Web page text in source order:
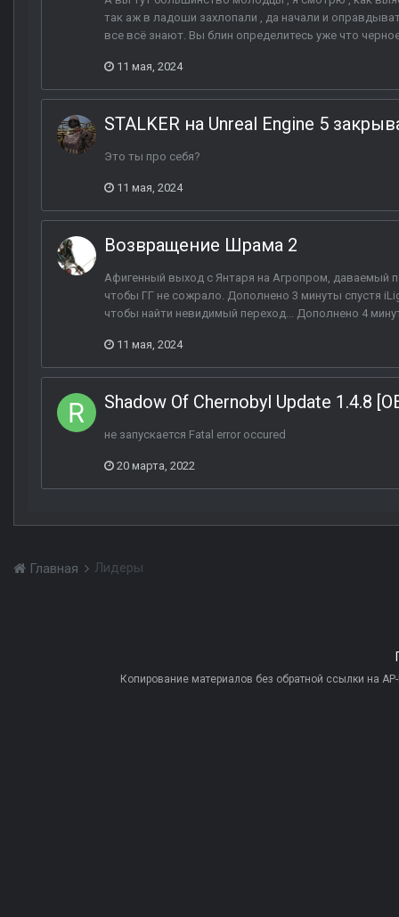
так аж в ладоши захлопали , да начали и
все всё знают. Вы блин определитесь уже что
11 мая, 2024
STALKER на Unreal Engine 5
Это ты про себя?
11 мая, 2024
Возвращение Шрама 2
Афигенный выход с Янтаря на Агропром, даваемый
чтобы ГГ не сожрало. Дополнено 3 минуты спустя
чтобы найти невидимый переход... Дополнено 4
11 мая, 2024
Shadow Of Chernobyl Update 1.4.8
не запускается Fatal error occured
20 марта, 2022
Главная Лидеры
Копирование материалов без обратной ссылки на